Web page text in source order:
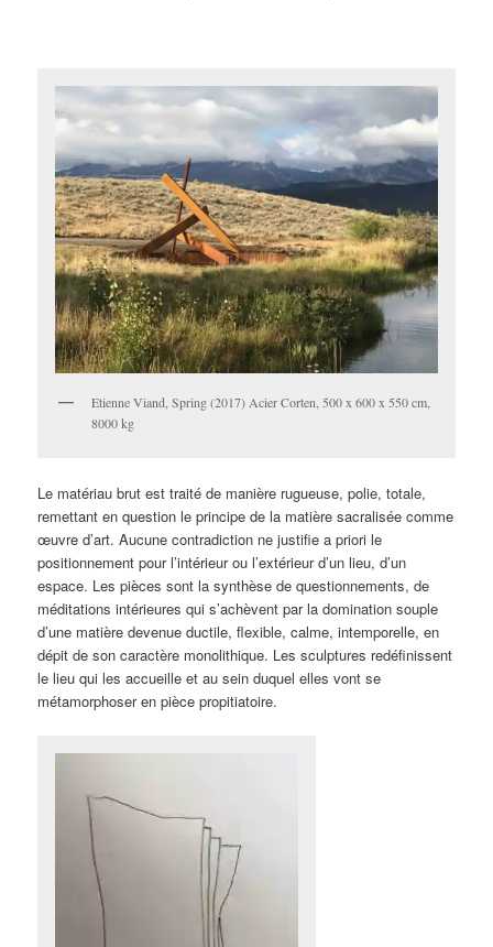
Etienne Viand, Spring (2017) Acier Corten, 500 x 600 x 550 cm,
8000 kg
Le matériau brut est traité de manière rugueuse, polie, totale,
remettant en question le principe de la matière sacralisée comme
œuvre d’art. Aucune contradiction ne justifie a priori le
positionnement pour l’intérieur ou l’extérieur d’un lieu, d’un
espace. Les pièces sont la synthèse de questionnements, de
méditations intérieures qui s’achèvent par la domination souple
d’une matière devenue ductile, flexible, calme, intemporelle, en
dépit de son caractère monolithique. Les sculptures redéfinissent
le lieu qui les accueille et au sein duquel elles vont se
métamorphoser en pièce propitiatoire.